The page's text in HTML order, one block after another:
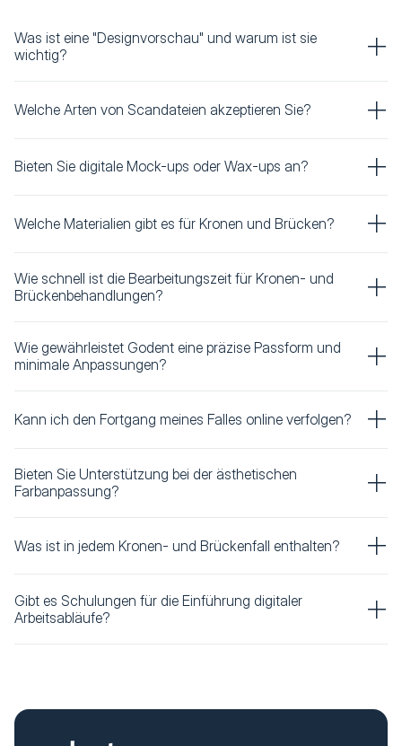
Was ist eine "Designvorschau" und warum ist sie
wichtig?
Welche Arten von Scandateien akzeptieren Sie?
Bieten Sie digitale Mock-ups oder Wax-ups an?
Welche Materialien gibt es für Kronen und Brücken?
Wie schnell ist die Bearbeitungszeit für Kronen- und
Brückenbehandlungen?
Wie gewährleistet Godent eine präzise Passform und
minimale Anpassungen?
Kann ich den Fortgang meines Falles online verfolgen?
Bieten Sie Unterstützung bei der ästhetischen
Farbanpassung?
Was ist in jedem Kronen- und Brückenfall enthalten?
Gibt es Schulungen für die Einführung digitaler
Arbeitsabläufe?